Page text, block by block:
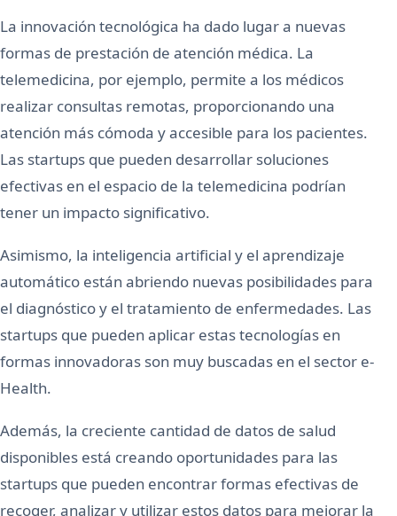
La innovación tecnológica ha dado lugar a nuevas
formas de prestación de atención médica. La
telemedicina, por ejemplo, permite a los médicos
realizar consultas remotas, proporcionando una
atención más cómoda y accesible para los pacientes.
Las startups que pueden desarrollar soluciones
efectivas en el espacio de la telemedicina podrían
tener un impacto significativo.
Asimismo, la inteligencia artificial y el aprendizaje
automático están abriendo nuevas posibilidades para
el diagnóstico y el tratamiento de enfermedades. Las
startups que pueden aplicar estas tecnologías en
formas innovadoras son muy buscadas en el sector e-
Health.
Además, la creciente cantidad de datos de salud
disponibles está creando oportunidades para las
startups que pueden encontrar formas efectivas de
recoger, analizar y utilizar estos datos para mejorar la